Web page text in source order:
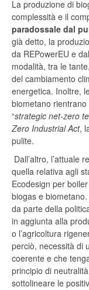
La produzione di
complessità e il
paradossale dal
già detto, la
da REPowerEU e
modalità, tra le
del cambiamento
energetica. Inoltre,
biometano rientrano
“strategic net-zero
Zero Industrial Act,
pulite.
Dall’altro, l’attuale
quella relativa agli
Ecodesign per
biogas e biometano.
da parte della
in aggiunta alla
o l’agricoltura
perciò, necessità di
coerente e che
principio di
sottolineare le